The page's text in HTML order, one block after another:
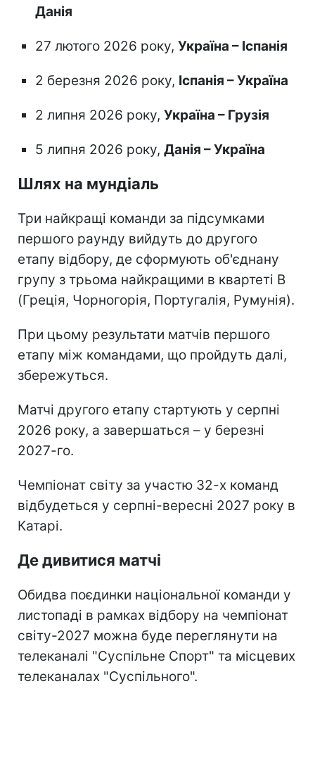
Данія
27 лютого 2026 року, Україна – Іспанія
2 березня 2026 року, Іспанія – Україна
2 липня 2026 року, Україна – Грузія
5 липня 2026 року, Данія – Україна
Шлях на мундіаль
Три найкращі команди за підсумками
першого раунду вийдуть до другого
етапу відбору, де сформують об'єднану
групу з трьома найкращими в квартеті B
(Греція, Чорногорія, Португалія, Румунія).
При цьому результати матчів першого
етапу між командами, що пройдуть далі,
збережуться.
Матчі другого етапу стартують у серпні
2026 року, а завершаться – у березні
2027-го.
Чемпіонат світу за участю 32-х команд
відбудеться у серпні-вересні 2027 року в
Катарі.
Де дивитися матчі
Обидва поєдинки національної команди у
листопаді в рамках відбору на чемпіонат
світу-2027 можна буде переглянути на
телеканалі "Суспільне Спорт" та місцевих
телеканалах "Суспільного".